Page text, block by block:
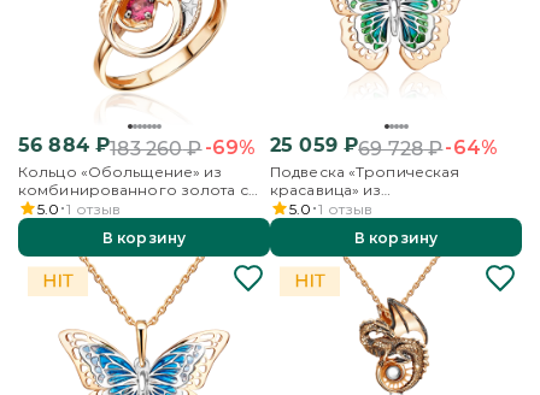
56 884₽183 260₽-69%
Кольцо «Обольщение» из
комбинированного золота с
гранатом
5.0 1 отзыв
В корзину
25 059₽69 728₽-64%
Подвеска «Тропическая
красавица» из
комбинированного золота с
эмалью
5.0 1 отзыв
В корзину